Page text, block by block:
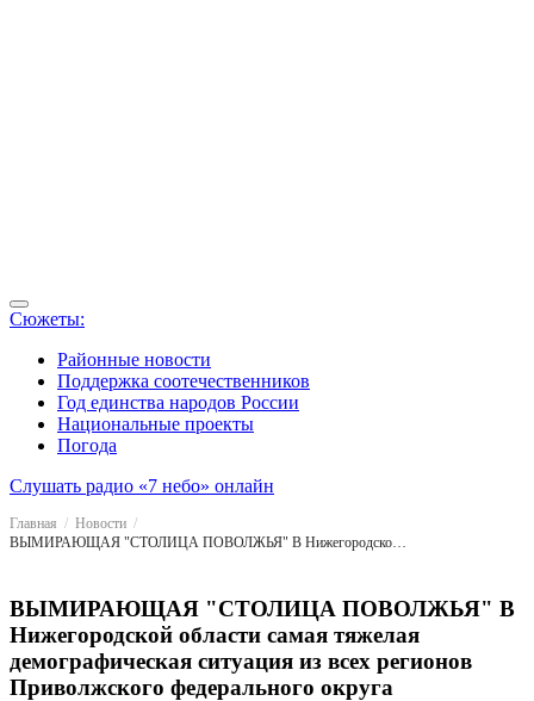
Сюжеты:
Районные новости
Поддержка соотечественников
Год единства народов России
Национальные проекты
Погода
Слушать радио «7 небо» онлайн
Главная
Новости
ВЫМИРАЮЩАЯ "СТОЛИЦА ПОВОЛЖЬЯ" В Нижегородской области самая тяжелая демографическая ситуация из всех регионов Приволжского федерального округа
ВЫМИРАЮЩАЯ "СТОЛИЦА ПОВОЛЖЬЯ" В
Нижегородской области самая тяжелая
демографическая ситуация из всех регионов
Приволжского федерального округа